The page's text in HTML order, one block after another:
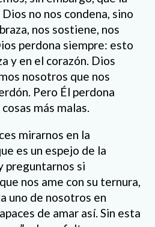
no nos condena, sino
nos sostiene, nos
perdona siempre: esto
y en el corazón. Dios
nosotros que nos
Pero Él perdona
más malas.
mirarnos en la
es un espejo de la
preguntarnos si
nos ame con su ternura,
uno de nosotros en
de amar así. Sin esta